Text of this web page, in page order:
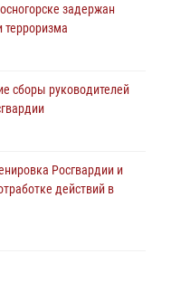
ежегодного
мастерства среди
в молебне в рамках
князя
задержан
сборы руководителей
Росгвардии и
действий в